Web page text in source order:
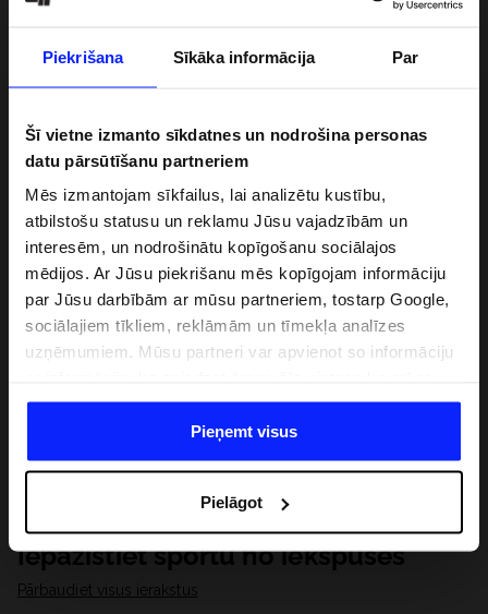
Piekrišana Sīkāka informācija Par
Šī vietne izmanto sīkdatnes un nodrošina personas
datu pārsūtīšanu partneriem
Mēs izmantojam sīkfailus, lai analizētu kustību,
atbilstošu statusu un reklamu Jūsu vajadzībām un
interesēm, un nodrošinātu kopīgošanu sociālajos
mēdijos. Ar Jūsu piekrišanu mēs kopīgojam informāciju
par Jūsu darbībām ar mūsu partneriem, tostarp Google,
sociālajiem tīkliem, reklāmām un tīmekļa analīzes
uzņēmumiem. Mūsu partneri var apvienot so informāciju
datiem, ko viņi iegūst, izmantojot viņu pakalpojumus. Ar
Jūsu atļauju, mēs varam pārsūtīt Jūsu personas datus
saviem partneriem, lai uzlabotu veidu, kadā tiek rādīta
saturu un uzlabotu mūsu partneru piedāvātos risinajumus
( piem. socialos tīklus). Detalizētu informāciju var atrast
mūsu Privātuma politikā un sadaļā "Detaļas".
Pieņemt visus
Pielāgot
Iepazīstiet sportu no iekšpuses
Pārbaudiet visus ierakstus